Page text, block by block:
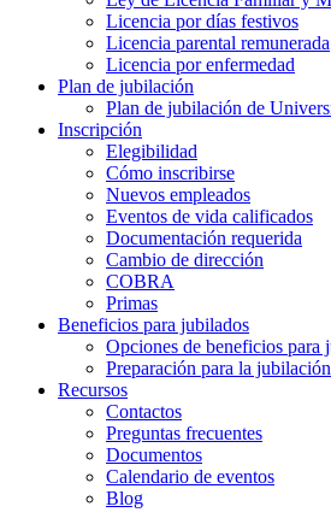
Licencia por días festivos
Licencia parental remunerada
Licencia por enfermedad
Plan de jubilación
Plan de jubilación de
Inscripción
Elegibilidad
Cómo inscribirse
Nuevos empleados
Eventos de vida calificados
Documentación requerida
Cambio de dirección
COBRA
Primas
Beneficios para jubilados
Opciones de beneficios para
Preparación para la jubilación
Recursos
Contactos
Preguntas frecuentes
Documentos
Calendario de eventos
Blog